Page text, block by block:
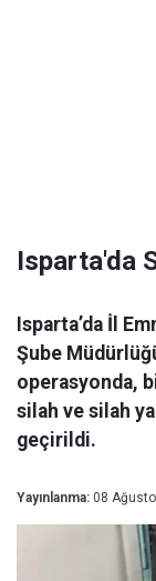
Isparta'da
Isparta’da İl
Şube
operasyonda,
silah ve silah
geçirildi.
Yayınlanma: 08